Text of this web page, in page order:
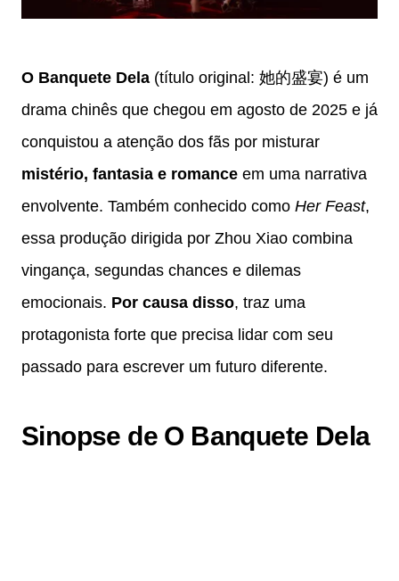
O Banquete Dela (título original: 她的盛宴) é um
drama chinês que chegou em agosto de 2025 e já
conquistou a atenção dos fãs por misturar
mistério, fantasia e romance em uma narrativa
envolvente. Também conhecido como Her Feast,
essa produção dirigida por Zhou Xiao combina
vingança, segundas chances e dilemas
emocionais. Por causa disso, traz uma
protagonista forte que precisa lidar com seu
passado para escrever um futuro diferente.
Sinopse de O Banquete Dela